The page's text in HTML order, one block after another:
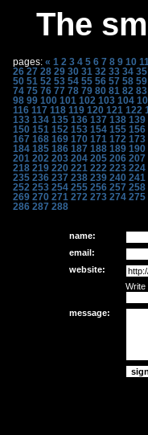
The
pages: « 1 2 3 4 5 6 7 8 9 10
26 27 28 29 30 31 32 33 34 35
50 51 52 53 54 55 56 57 58 59
74 75 76 77 78 79 80 81 82 83
98 99 100 101 102 103 104
116 117 118 119 120 121 122
133 134 135 136 137 138 139
150 151 152 153 154 155 156
167 168 169 170 171 172 173
184 185 186 187 188 189 190
201 202 203 204 205 206 207
218 219 220 221 222 223 224
235 236 237 238 239 240 241
252 253 254 255 256 257 258
269 270 271 272 273 274 275
286 287 288
name:
email:
website:
Write
message: